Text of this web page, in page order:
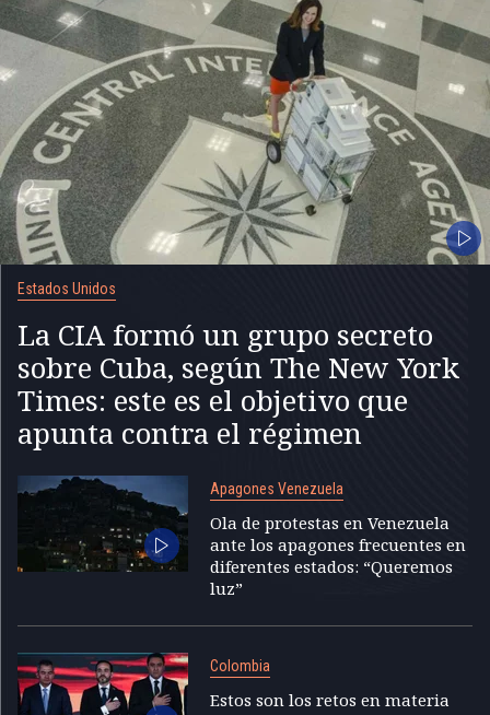
Estados Unidos
La CIA formó un grupo secreto
sobre Cuba, según The New York
Times: este es el objetivo que
apunta contra el régimen
Apagones Venezuela
Ola de protestas en Venezuela
ante los apagones frecuentes en
diferentes estados: “Queremos
luz”
Colombia
Estos son los retos en materia